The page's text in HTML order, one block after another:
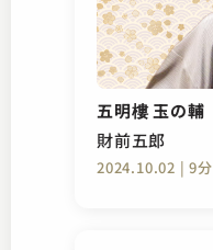
五明樓 玉の輔
財前五郎
2024.10.02 | 9分